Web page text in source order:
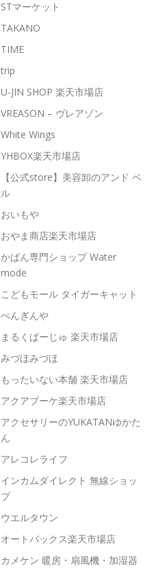
STマーケット
TAKANO
TIME
trip
U-JIN SHOP 楽天市場店
VREASON – ヴレアゾン
White Wings
YHBOX楽天市場店
【公式store】美容卸のアンド ベ
ル
おいもや
おやま商店楽天市場店
かばん専門ショップ Water
mode
こどもモール タイガーキャット
ぺんぎんや
まるくぱーじゅ 楽天市場店
みづほみづほ
もったいない本舗 楽天市場店
アクアブーケ楽天市場店
アクセサリーのYUKATANゆかた
ん
アレコレライフ
インカムダイレクト 無線ショッ
プ
ウエルタウン
オートバックス楽天市場店
カメケン 暖房・扇風機・加湿器